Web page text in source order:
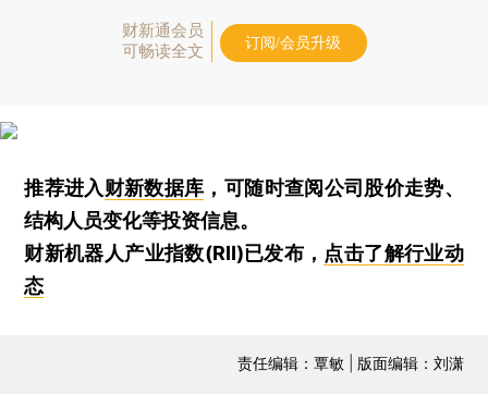
财新通会员
可畅读全文
订阅/会员升级
推荐进入财新数据库 ，可随时查阅公司股价走势、
结构人员变化等投资信息。
财新机器人产业指数(RII)已发布， 点击了解行业动
态
责任编辑：覃敏 | 版面编辑：刘潇